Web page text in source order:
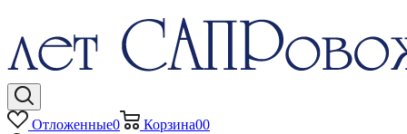
Отложенные0 Корзина00